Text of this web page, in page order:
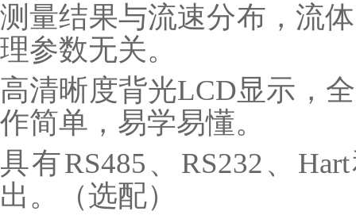
测量结果与流速分布，流
理参数无关。
高清晰度背光LCD显示，
作简单，易学易懂。
具有RS485、RS232、
出。（选配）